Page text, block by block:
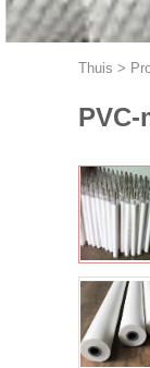
Thuis >